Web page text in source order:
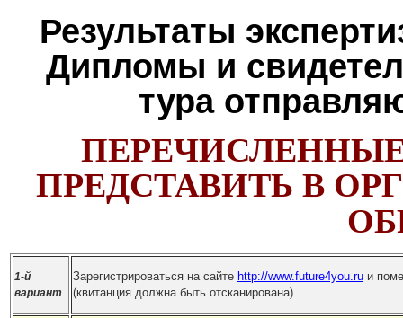
Результаты
Дипломы и
тура
ПРЕДСТАВИТЬ В
1-й
вариант
Зарегистрироваться на сайте http://www.future4you.ru и
(квитанция должна быть отсканирована).